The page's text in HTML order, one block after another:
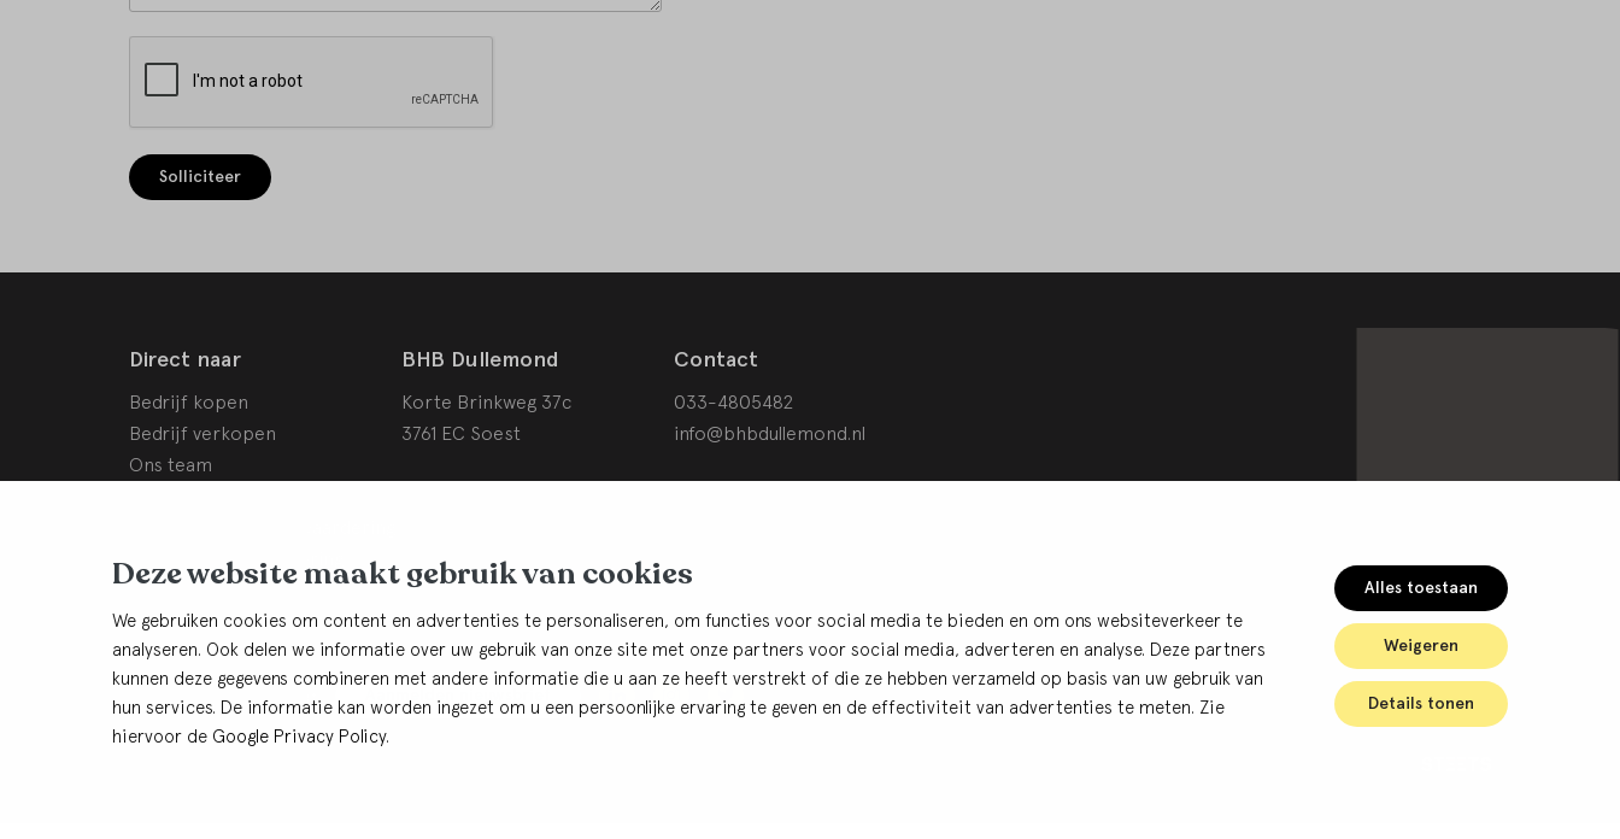
Deze website maakt gebruik van cookies
We gebruiken cookies om content en advertenties te personaliseren, om functies voor social media te bieden en om ons websiteverkeer te
analyseren. Ook delen we informatie over uw gebruik van onze site met onze partners voor social media, adverteren en analyse. Deze partners
kunnen deze gegevens combineren met andere informatie die u aan ze heeft verstrekt of die ze hebben verzameld op basis van uw gebruik van
hun services. De informatie kan worden ingezet om u een persoonlijke ervaring te geven en de effectiviteit van advertenties te meten. Zie
hiervoor de Google Privacy Policy.
Alles toestaan
Weigeren
Details tonen
Solliciteer
Direct naar
Bedrijf kopen
Bedrijf verkopen
Ons team
Rendementsverbetering
Onze purpose
Onze vacatures
BHB Dullemond
Korte Brinkweg 37c
3761 EC Soest
Contact
033-4805482
info@bhbdullemond.nl
Blijf op de hoogte: